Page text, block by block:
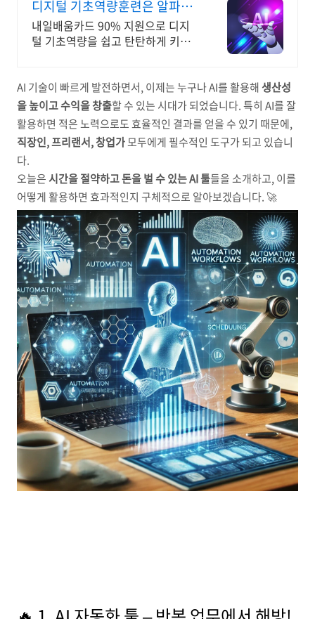
디지털 기초역량훈련은 알파코
AI 어플리케이션 개발
내일배움카드 90% 지원으로 디지
털 기초역량을 쉽고 탄탄하게 키워
AI 기술이 빠르게 발전하면서, 이제는 누구나 AI를 활용해 생산성
을 높이고 수익을 창출할 수 있는 시대가 되었습니다. 특히 AI를 잘
활용하면 적은 노력으로도 효율적인 결과를 얻을 수 있기 때문에,
직장인, 프리랜서, 창업가모두에게 필수적인 도구가 되고 있습니
다.
오늘은시간을 절약하고 돈을 벌 수 있는 AI 툴들을 소개하고, 이를
어떻게 활용하면 효과적인지 구체적으로 알아보겠습니다. 🚀